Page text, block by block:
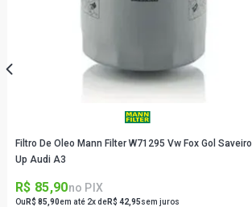
Filtro De Oleo Mann Filter W71295 Vw Fox Gol Saveiro
Up Audi A3
R$ 85,90no PIX
Ou R$ 85,90em até 2x deR$ 42,95sem juros